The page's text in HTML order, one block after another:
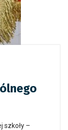
szkoły –